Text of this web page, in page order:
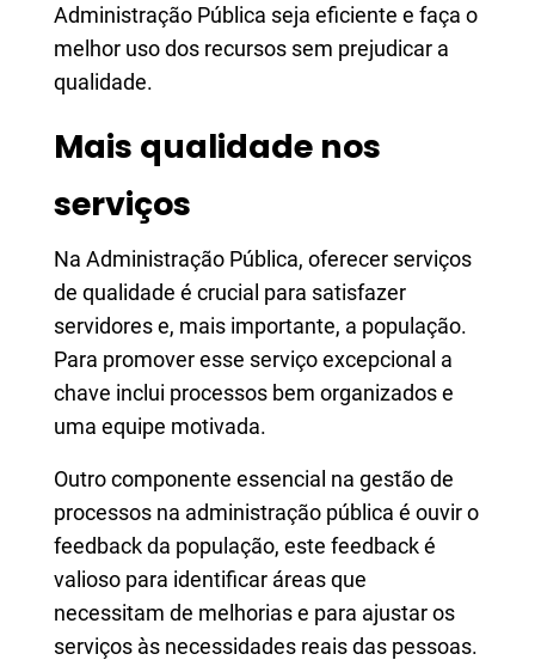
Administração Pública seja eficiente e faça o
melhor uso dos recursos sem prejudicar a
qualidade.
Mais qualidade nos
serviços
Na Administração Pública, oferecer serviços
de qualidade é crucial para satisfazer
servidores e, mais importante, a população.
Para promover esse serviço excepcional a
chave inclui processos bem organizados e
uma equipe motivada.
Outro componente essencial na gestão de
processos na administração pública é ouvir o
feedback da população, este feedback é
valioso para identificar áreas que
necessitam de melhorias e para ajustar os
serviços às necessidades reais das pessoas.